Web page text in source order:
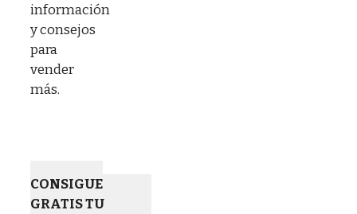
información
y consejos
para
vender
más.
CONSIGUE
GRATIS TU